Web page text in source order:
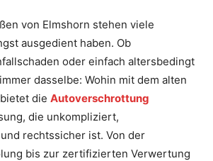
von Elmshorn stehen viele
ausgedient haben. Ob
oder einfach altersbedingt
dasselbe: Wohin mit dem alten
die Autoverschrottung
die unkompliziert,
rechtssicher ist. Von der
bis zur zertifizierten Verwertung